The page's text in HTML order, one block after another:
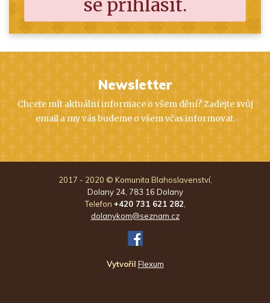
Newsletter
Chcete mít aktuální informace o všem dění? Zadejte svůj
email a my vás budeme o všem včas informovat.
2017 - 2020 © Komunita Blahoslavenství,
Dolany 24, 783 16 Dolany
Telefon +420 731 621 282
dolanykom@seznam.cz
Vytvořil Flexum